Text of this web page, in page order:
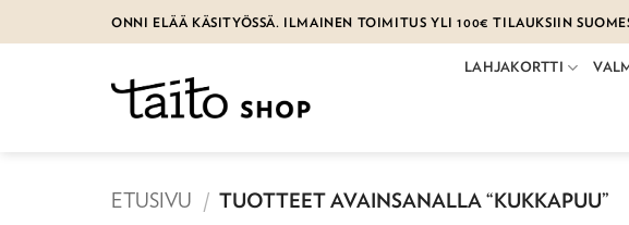
to
ONNI ELÄÄ KÄSITYÖSSÄ. ILMAINEN TOIMITUS YLI 100€ TILAUKSIIN
LAHJAKORTTI
ETUSIVU / TUOTTEET AVAINSANALLA “KUKKAPUU”